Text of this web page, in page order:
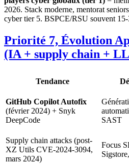
2026. Stack moderne, mentorat
cyber tier 5. BSPCE/RSU souvent
Priorité 7, Évolution
(IA + supply chain +
Tendance
GitHub Copilot Autofix
(février 2024) + Snyk
DeepCode
SAST
Supply chain attacks (post-
XZ Utils CVE-2024-3094,
mars 2024)
Focus